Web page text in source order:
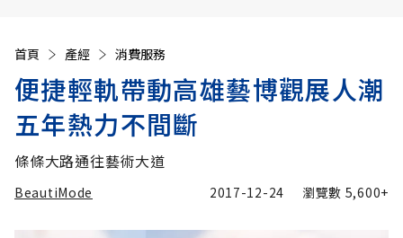
首頁 產經 消費服務
便捷輕軌帶動高雄藝博觀展人潮
五年熱力不間斷
條條大路通往藝術大道
BeautiMode 2017-12-24 瀏覽數 5,600+